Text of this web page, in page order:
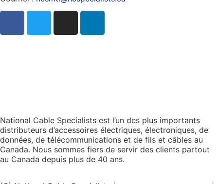
National Cable Specialists est l’un des plus importants
distributeurs d’accessoires électriques, électroniques, de
données, de télécommunications et de fils et câbles au
Canada. Nous sommes fiers de servir des clients partout
au Canada depuis plus de 40 ans.